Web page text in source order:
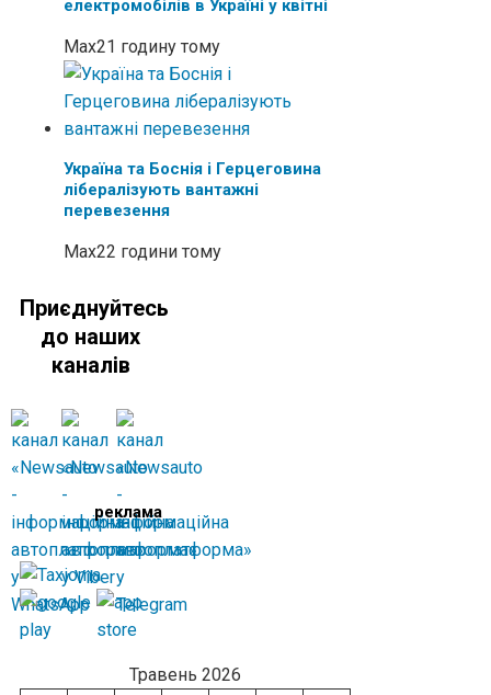
електромобілів в Україні у квітні
Max21 годину тому
Україна та Боснія і Герцеговина
лібералізують вантажні
перевезення
Max22 години тому
Приєднуйтесь
до наших
каналів
реклама
Травень 2026